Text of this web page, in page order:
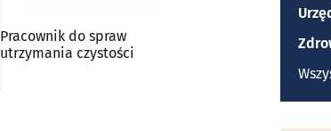
Pracownik do spraw
utrzymania czystości